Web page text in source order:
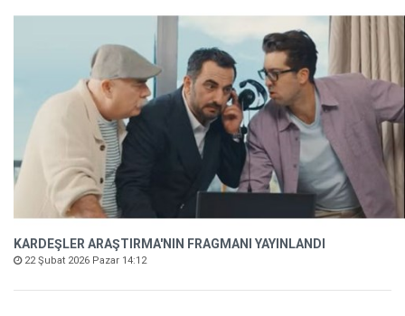
KARDEŞLER ARAŞTIRMA'NIN FRAGMANI YAYINLANDI
22 Şubat 2026 Pazar 14:12